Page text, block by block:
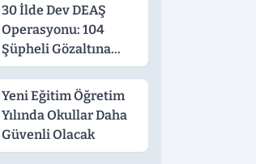
30 İlde Dev DEAŞ
Operasyonu: 104
Şüpheli Gözaltına
Alındı
Yeni Eğitim Öğretim
Yılında Okullar Daha
Güvenli Olacak